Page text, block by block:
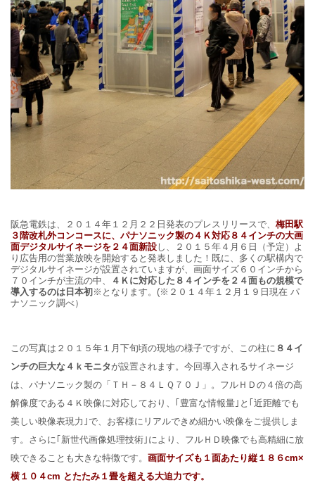
阪急電鉄は、２０１４年１２月２２日発表のプレスリリースで、 梅田駅
３階改札外コンコースに、パナソニック製の４Ｋ対応８４インチの大画
面デジタルサイネージを２４面新設 し、２０１５年４月６日（予定）よ
り広告用の営業放映を開始すると発表しました！ 既に、多くの駅構内で
デジタルサイネージが設置されていますが、画面サイズ６０インチから
７０インチが主流の中、
４Ｋに対応した８４インチを２４面もの規模で
導入するのは日本初 ※となります。(※２０１４年１２月１９日現在 パ
ナソニック調べ）
この写真は２０１５年１月下旬頃の現地の様子ですが、この柱に ８４イ
ンチの巨大な４ｋモニタが設置されます。今回導入されるサイネージ
は、パナソニック製の「ＴＨ－８４ＬＱ７０Ｊ」。フルＨＤの４倍の高
解像度である４Ｋ映像に対応しており、｢豊富な情報量｣と｢近距離でも
美しい映像表現力｣で、お客様にリアルできめ細かい映像をご提供しま
す。さらに｢新世代画像処理技術｣により、フルＨＤ映像でも高精細に放
映できることも大きな特徴です。 画面サイズも１面あたり縦１８６cm×
横１０４cm とたたみ１畳を超える大迫力です。